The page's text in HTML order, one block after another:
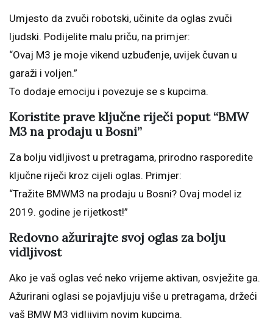
Umjesto da zvuči robotski, učinite da oglas zvuči
ljudski. Podijelite malu priču, na primjer:
“Ovaj M3 je moje vikend uzbuđenje, uvijek čuvan u
garaži i voljen.”
To dodaje emociju i povezuje se s kupcima.
Koristite prave ključne riječi poput “BMW
M3 na prodaju u Bosni”
Za bolju vidljivost u pretragama, prirodno rasporedite
ključne riječi kroz cijeli oglas. Primjer:
“Tražite BMWM3 na prodaju u Bosni? Ovaj model iz
2019. godine je rijetkost!”
Redovno ažurirajte svoj oglas za bolju
vidljivost
Ako je vaš oglas već neko vrijeme aktivan, osvježite ga.
Ažurirani oglasi se pojavljuju više u pretragama, držeći
vaš BMW M3 vidljivim novim kupcima.